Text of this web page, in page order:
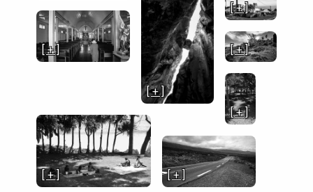
[ + ]
[ + ]
[ + ]
[ + ]
[ + ]
[ + ]
[ + ]